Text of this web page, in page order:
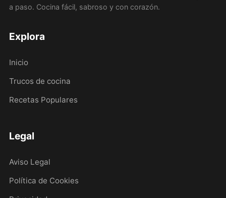
a paso. Cocina fácil, sabroso y con corazón.
Explora
Inicio
Trucos de cocina
Recetas Populares
Legal
Aviso Legal
Política de Cookies